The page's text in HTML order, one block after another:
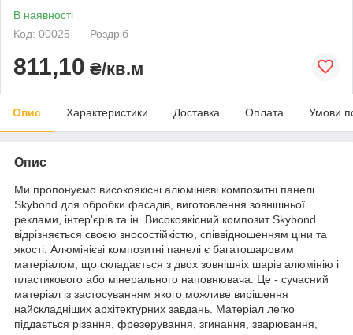
В наявності
Код: 00025
Роздріб
811,10 ₴/кв.м
Опис Характеристики Доставка Оплата Умови
Опис
Ми пропонуємо високоякісні алюмінієві композитні панелі
Skybond для обробки фасадів, виготовлення зовнішньої
реклами, інтер'єрів та ін. Високоякісний композит Skybond
відрізняється своєю зносостійкістю, співвідношенням ціни та
якості. Алюмінієві композитні панелі є багатошаровим
матеріалом, що складається з двох зовнішніх шарів алюмінію і
пластикового або мінерального наповнювача. Це - сучасний
матеріал із застосуванням якого можливе вирішення
найскладніших архітектурних завдань. Матеріал легко
піддається різання, фрезерування, згинання, зварювання,